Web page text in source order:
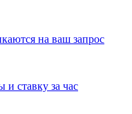
на ваш запрос
и ставку за час